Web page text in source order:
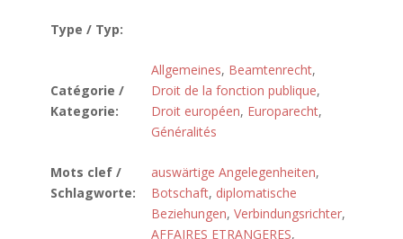
Type / Typ:
Catégorie /
Kategorie:
Allgemeines, Beamtenrecht,
Droit de la fonction publique,
Droit européen, Europarecht,
Généralités
Mots clef /
Schlagworte:
auswärtige Angelegenheiten,
Botschaft, diplomatische
Beziehungen, Verbindungsrichter,
AFFAIRES ETRANGERES,